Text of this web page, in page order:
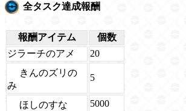
全タスク達成報酬
報酬アイテム
個数
ジラーチのアメ
20
きんのズリの
み
5
ほしのすな 5000